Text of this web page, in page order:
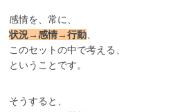
感情を、常に、
状況→感情→行動
このセットの中で考える、
ということです。
そうすると、